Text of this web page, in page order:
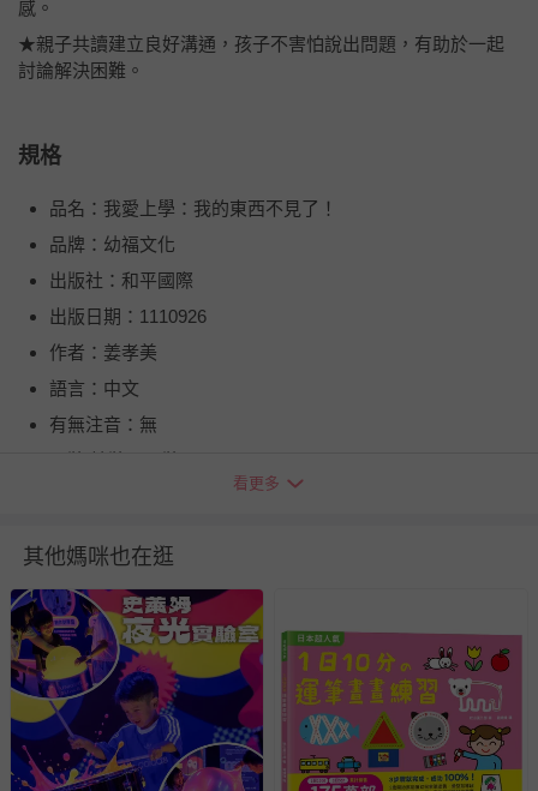
感。
★親子共讀建立良好溝通，孩子不害怕說出問題，有助於一起
討論解決困難。
規格
品名：我愛上學：我的東西不見了！
品牌：幼福文化
出版社：和平國際
出版日期：1110926
作者：姜孝美
語言：中文
有無注音：無
供電資訊：無
退換貨須知
您所購買的商品享有7天的鑑賞期／猶豫期權益，但此期間
並非試用期，您所退回的商品必須是未經使用的全新狀態，
包含完整包裝、配件、說明文件及贈品等。
如需退換貨，請於收到商品7天（含例假日內提出），如為
瑕疵退換貨所產生的運費，將由媽咪愛負責處理，若非瑕疵
看更多
其他媽咪也在逛